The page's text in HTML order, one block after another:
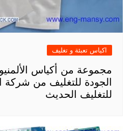
اكياس تعبئة و تغليف
مجموعة من أكياس
الجودة للتغليف من
للتغليف الحديث